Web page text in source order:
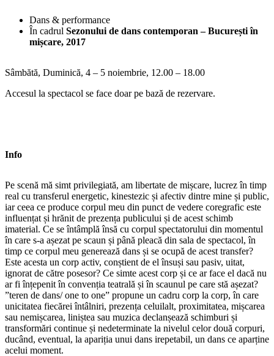
Dans & performance
În cadrul Sezonului de dans contemporan – București în
mișcare, 2017
Sâmbătă, Duminică, 4 – 5 noiembrie, 12.00 – 18.00
Accesul la spectacol se face doar pe bază de rezervare.
Info
Pe scenă mă simt privilegiată, am libertate de mișcare, lucrez în timp
real cu transferul energetic, kinestezic și afectiv dintre mine și public,
iar ceea ce produce corpul meu din punct de vedere coregrafic este
influențat și hrănit de prezența publicului și de acest schimb
imaterial. Ce se întâmplă însă cu corpul spectatorului din momentul
în care s-a așezat pe scaun și până pleacă din sala de spectacol, în
timp ce corpul meu generează dans și se ocupă de acest transfer?
Este acesta un corp activ, conștient de el însuși sau pasiv, uitat,
ignorat de către posesor? Ce simte acest corp și ce ar face el dacă nu
ar fi înțepenit în convenția teatrală și în scaunul pe care stă așezat?
”teren de dans/ one to one” propune un cadru corp la corp, în care
unicitatea fiecărei întâlniri, prezența celuilalt, proximitatea, mișcarea
sau nemișcarea, liniștea sau muzica declanșează schimburi și
transformări continue și nedeterminate la nivelul celor două corpuri,
ducând, eventual, la apariția unui dans irepetabil, un dans ce aparține
acelui moment.